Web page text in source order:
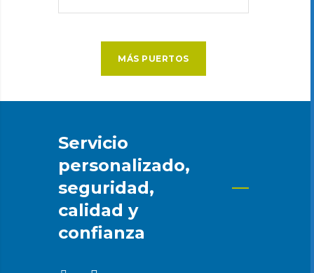
MÁS PUERTOS
Servicio
personalizado,
seguridad,
calidad y
confianza